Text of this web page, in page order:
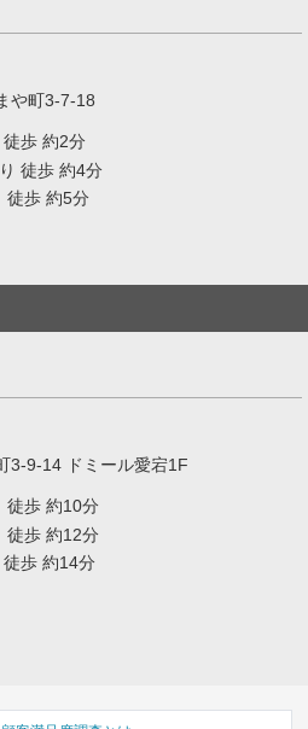
や町3-7-18
歩 約2分
徒歩 約4分
徒歩 約5分
3-9-14 ドミール愛宕1F
徒歩 約10分
徒歩 約12分
歩 約14分